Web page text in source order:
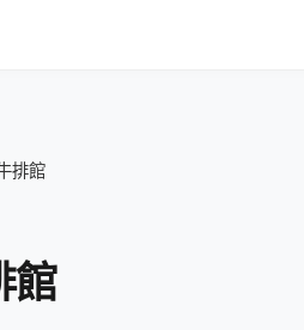
排館
館